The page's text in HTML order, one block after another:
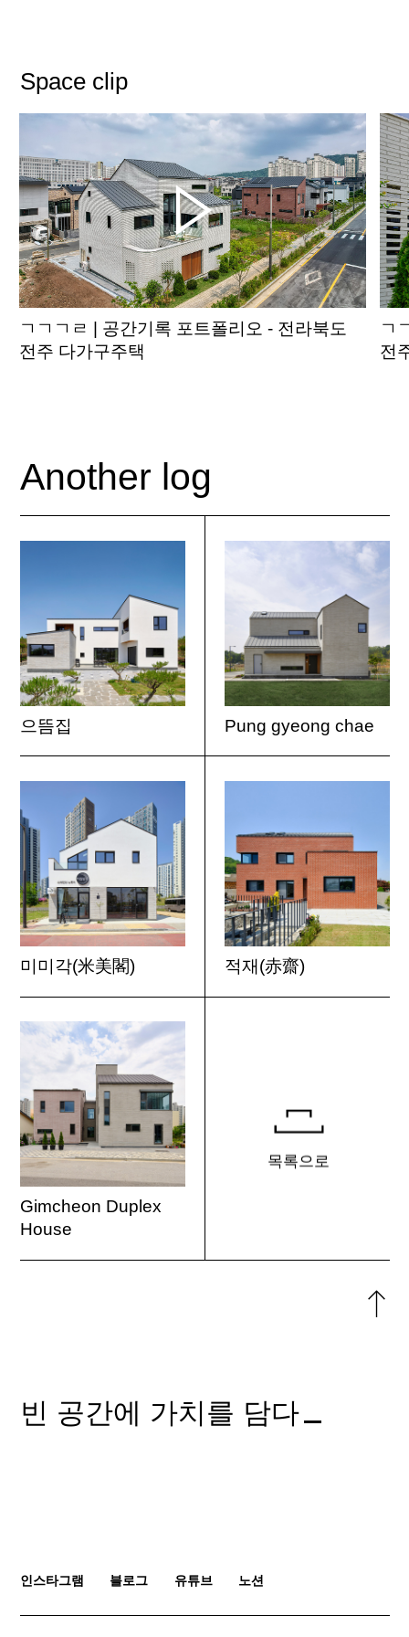
Space clip
ㄱㄱㄱㄹ | 공간기록 포트폴리오 - 전라북도
전주 다가구주택
ㄱ
전
Another log
으뜸집 Pung gyeong chae
미미각(米美閣) 적재(赤齋)
Gimcheon Duplex
House
목록으로
위로
빈 공간에 가치를 담다
인스타그램 블로그 유튜브 노션